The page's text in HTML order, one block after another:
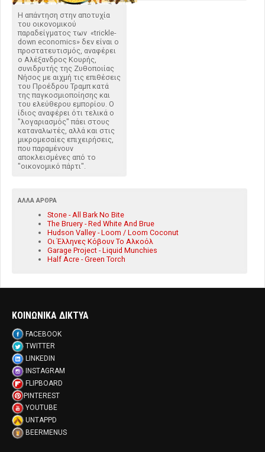
Η απάντηση στην αποτυχία
του οικονομικού
παραδείγματος των «trickle-
down economics» δεν είναι ο
προστατευτισμός, αναφέρει
ο Αλέξανδρος Κουρής,
συνιδρυτής της Ζυθοποιίας
Νήσος με αιχμή τις επιθέσεις
του Προέδρου Τραμπ κατά
της παγκοσμιοποίησης και
του ελεύθερου εμπορίου. Ο
ίδιος αναφέρει ότι τελικά ο
"λογαριασμός" πάει στους
καταναλωτές, αλλά και στις
μικρομεσαίες επιχειρήσεις,
που παραμένουν
αποκλεισμένες από το
"οικονομικό πάρτι".
ΆΛΛΑ ΆΡΘΡΑ
Stone - All Bark No Bite
The Bruery - Red White And Brue
Hudson Valley - Loom / Loom Coconut
Οι Έλληνες Κόβουν Το Αλκοόλ
Garage Project - Liquid Munchies
Half Acre - Green Torch
ΚΟΙΝΩΝΙΚΑ ΔΙΚΤΥΑ
FACEBOOK
TWITTER
LINKEDIN
INSTAGRAM
FLIPBOARD
PINTEREST
YOUTUBE
UNTAPPD
BEERMENUS